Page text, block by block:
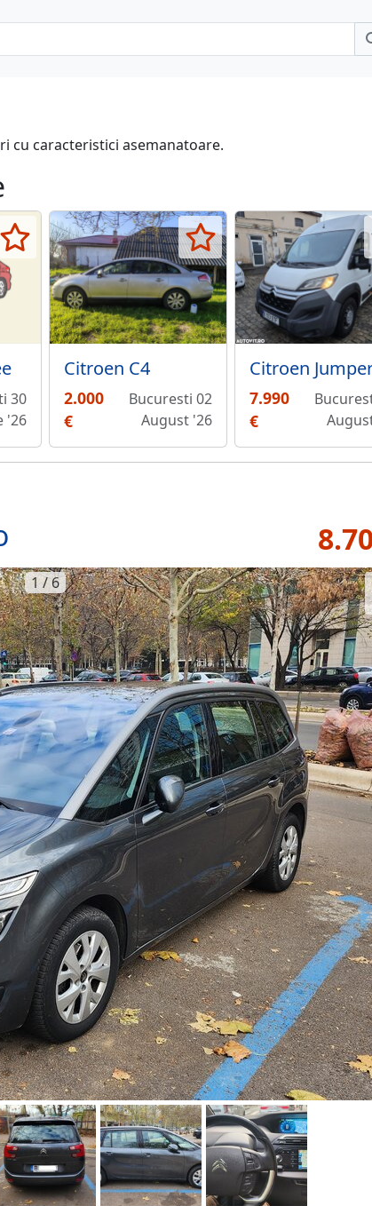
cu caracteristici asemanatoare.
30
'26
Citroen C4
2.000
€
Bucuresti 02
August '26
7.990
€
1 / 6